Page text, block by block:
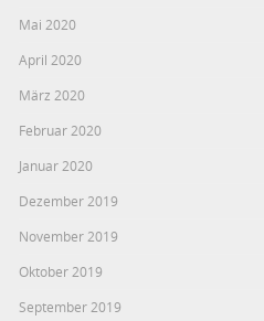
Mai 2020
April 2020
März 2020
Februar 2020
Januar 2020
Dezember 2019
November 2019
Oktober 2019
September 2019